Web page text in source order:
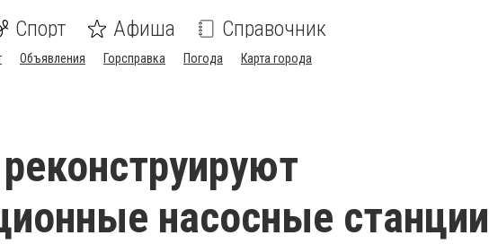
Спорт Афиша Справочник
Объявления Горсправка Погода Карта города
насосные станции